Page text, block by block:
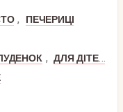
,
ПЕЧЕРИЦІ
, ДЛЯ ДІТЕЙ